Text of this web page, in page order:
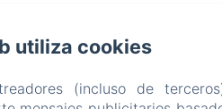
económica con
utiliza cookies
(incluso de